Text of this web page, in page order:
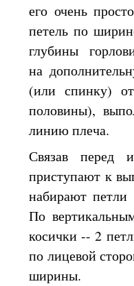
его очень
петель по
глубины
на
(или спинку)
половины),
линию плеча.
Связав перед
приступают к
набирают петли
По
косички --2
по лицевой
ширины.